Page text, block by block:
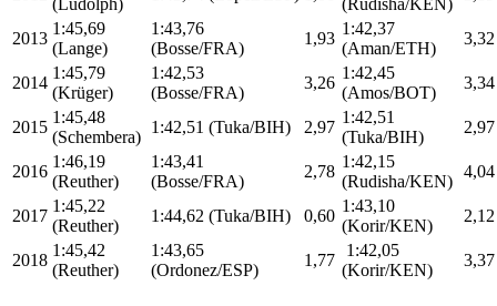
(Ludolph)
(Rudisha/KEN)
2013
1:45,69
(Lange)
1:43,76
(Bosse/FRA)
1,93
1:42,37
(Aman/ETH)
3,32
2014
1:45,79
(Krüger)
1:42,53
(Bosse/FRA)
3,26
1:42,45
(Amos/BOT)
3,34
2015
1:45,48
(Schembera)
1:42,51 (Tuka/BIH) 2,97
1:42,51
(Tuka/BIH)
2,97
2016
1:46,19
(Reuther)
1:43,41
(Bosse/FRA)
2,78
1:42,15
(Rudisha/KEN)
4,04
2017
1:45,22
(Reuther)
1:44,62 (Tuka/BIH) 0,60
1:43,10
(Korir/KEN)
2,12
2018
1:45,42
(Reuther)
1:43,65
(Ordonez/ESP)
1,77
1:42,05
(Korir/KEN)
3,37